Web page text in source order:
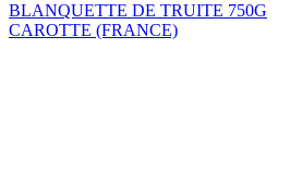
BLANQUETTE DE TRUITE 750G
CAROTTE (FRANCE)